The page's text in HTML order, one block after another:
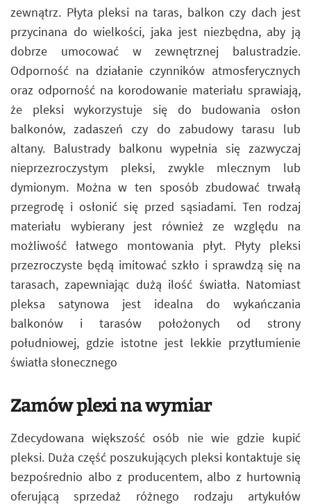
zewnątrz. Płyta pleksi na taras, balkon czy dach jest
przycinana do wielkości, jaka jest niezbędna, aby ją
dobrze umocować w zewnętrznej balustradzie.
Odporność na działanie czynników atmosferycznych
oraz odporność na korodowanie materiału sprawiają,
że pleksi wykorzystuje się do budowania osłon
balkonów, zadaszeń czy do zabudowy tarasu lub
altany. Balustrady balkonu wypełnia się zazwyczaj
nieprzezroczystym pleksi, zwykle mlecznym lub
dymionym. Można w ten sposób zbudować trwałą
przegrodę i osłonić się przed sąsiadami. Ten rodzaj
materiału wybierany jest również ze względu na
możliwość łatwego montowania płyt. Płyty pleksi
przezroczyste będą imitować szkło i sprawdzą się na
tarasach, zapewniając dużą ilość światła. Natomiast
pleksa satynowa jest idealna do wykańczania
balkonów i tarasów położonych od strony
południowej, gdzie istotne jest lekkie przytłumienie
światła słonecznego
Zamów plexi na wymiar
Zdecydowana większość osób nie wie gdzie kupić
pleksi. Duża część poszukujących pleksi kontaktuje się
bezpośrednio albo z producentem, albo z hurtownią
oferującą sprzedaż różnego rodzaju artykułów